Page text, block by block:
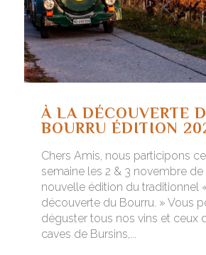
À LA DÉCOUVERTE
BOURRU ÉDITION
Chers Amis, nous participons
semaine les 2 & 3 novembre de
nouvelle édition du traditionnel
découverte du Bourru. » Vous
déguster tous nos vins et ceux
caves de Bursins,...